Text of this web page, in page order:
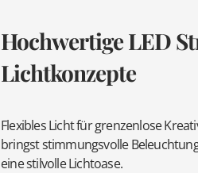
Hochwertige LED
Lichtkonzepte
Flexibles Licht für grenzenlose
bringst stimmungsvolle
eine stilvolle Lichtoase.